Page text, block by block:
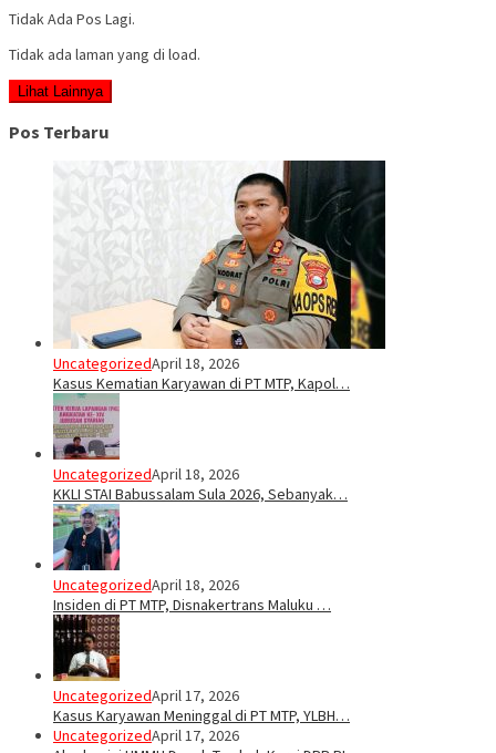
Tidak Ada Pos Lagi.
Tidak ada laman yang di load.
Lihat Lainnya
Pos Terbaru
UncategorizedApril 18, 2026
Kasus Kematian Karyawan di PT MTP, Kapol…
UncategorizedApril 18, 2026
KKLI STAI Babussalam Sula 2026, Sebanyak…
UncategorizedApril 18, 2026
Insiden di PT MTP, Disnakertrans Maluku …
UncategorizedApril 17, 2026
Kasus Karyawan Meninggal di PT MTP, YLBH…
UncategorizedApril 17, 2026